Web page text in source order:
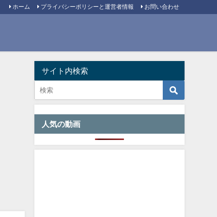
ホーム プライバシーポリシーと運営者情報 お問い合わせ
サイト内検索
人気の動画